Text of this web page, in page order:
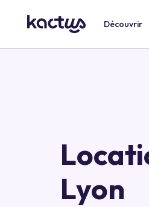
Découvrir
Lyon